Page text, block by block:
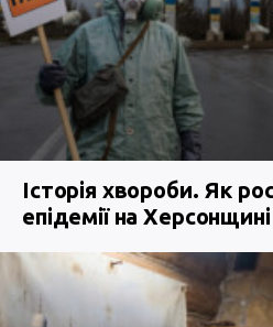
Історія хвороби. Як
епідемії на Херсонщині